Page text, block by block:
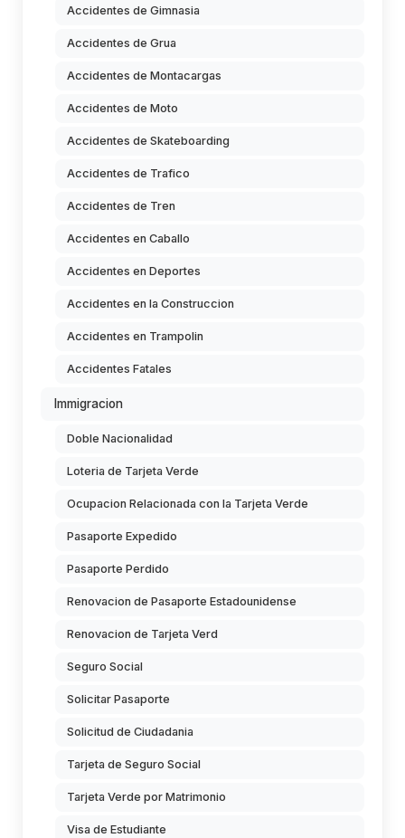
Accidentes de Gimnasia
Accidentes de Grua
Accidentes de Montacargas
Accidentes de Moto
Accidentes de Skateboarding
Accidentes de Trafico
Accidentes de Tren
Accidentes en Caballo
Accidentes en Deportes
Accidentes en la Construccion
Accidentes en Trampolin
Accidentes Fatales
Immigracion
Doble Nacionalidad
Loteria de Tarjeta Verde
Ocupacion Relacionada con la Tarjeta Verde
Pasaporte Expedido
Pasaporte Perdido
Renovacion de Pasaporte Estadounidense
Renovacion de Tarjeta Verd
Seguro Social
Solicitar Pasaporte
Solicitud de Ciudadania
Tarjeta de Seguro Social
Tarjeta Verde por Matrimonio
Visa de Estudiante